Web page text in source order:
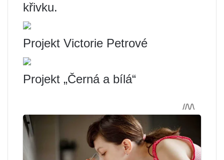
křivku.
Projekt Victorie Petrové
Projekt „Černá a bílá“